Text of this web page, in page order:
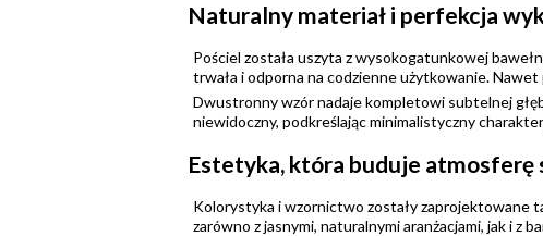
Naturalny materiał i perfekcja
Pościel została uszyta z wysokogatunkowej
trwała i odporna na codzienne użytkowanie.
Dwustronny wzór nadaje kompletowi subtelnej
niewidoczny, podkreślając minimalistyczny
Estetyka, która buduje atmosferę
Kolorystyka i wzornictwo zostały zaprojektowane
zarówno z jasnymi, naturalnymi aranżacjami, jak i z